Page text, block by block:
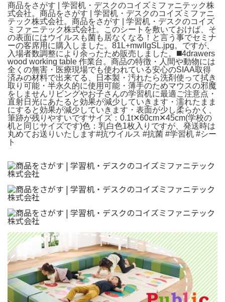
商品をさがす | 学習机・デスクのコイズミファニテック株
式会社。商品をさがす | 学習机・デスクのコイズミファニ
テック株式会社。商品をさがす | 学習机・デスクのコイズ
ミファニテック株式会社。このシートを敷いておけば、そ
の表面にはウイルスも菌も居なくなる！と言う事でセミナ
ーの客席用に購入しました。81L+mwllgSL.jpg。ですが、
入場者数調整により余ったため販売しました。◼️4drawers
wood working table 作業台。商品の特徴・人間や動物には
全くの無害・医療現場でも使われている安心のSIAA取得
済みの材料で出来てる、日本製・汚れたら洗剤使って拭き
取り可能・半永久的に使用可能・薄手のためマウスの邪魔
をしませんリビングやお子さんの学習机に最適ご注意点・
直射日光にあたると効果が減少していきます・濡れたまま
にすると効果が減少していきます・表面が少し柔らかく、
筆跡が残りやすいですサイズ：0.1t✕60cm✕45cm(学校の
机と同じサイズです)色：乳白色1枚入りですが、発送時は
丸めてお送りいたします#抗ウイルス #抗菌 #学習机 #シー
ト